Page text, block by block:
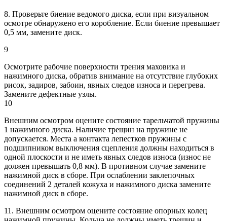
8. Проверьте биение ведомого диска, если при визуальном
осмотре обнаружено его коробление. Если биение превышает
0,5 мм, замените диск.
9
Осмотрите рабочие поверхности трения маховика и
нажимного диска, обратив внимание на отсутствие глубоких
рисок, задиров, забоин, явных следов износа и перегрева.
Замените дефектные узлы.
10
Внешним осмотром оцените состояние тарельчатой пружины
1 нажимного диска. Наличие трещин на пружине не
допускается. Места а контакта лепестков пружины с
подшипником выключения сцепления должны находиться в
одной плоскости и не иметь явных следов износа (износ не
должен превышать 0,8 мм). В противном случае замените
нажимной диск в сборе. При ослаблении заклепочных
соединений 2 деталей кожуха и нажимного диска замените
нажимной диск в сборе.
11. Внешним осмотром оцените состояние опорных колец